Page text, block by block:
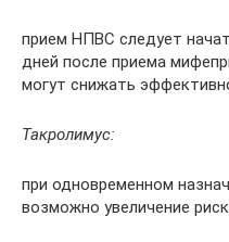
прием НПВС следует
дней после приема
могут снижать
Такролимус:
при одновременном
возможно увеличение